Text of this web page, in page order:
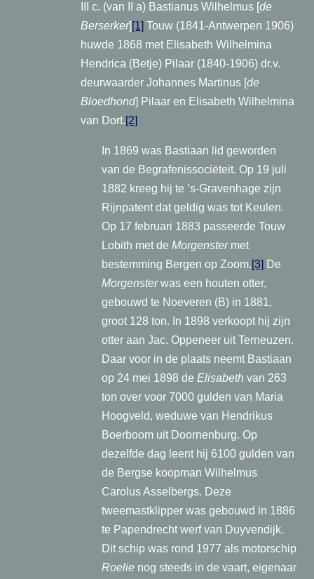
III c. (van II a) Bastianus Wilhelmus [de
Berserker] [1] Touw (1841-Antwerpen 1906)
huwde 1868 met Elisabeth Wilhelmina
Hendrica (Betje) Pilaar (1840-1906) dr.v.
deurwaarder Johannes Martinus [de
Bloedhond] Pilaar en Elisabeth Wilhelmina
van Dort.[2]
In 1869 was Bastiaan lid geworden
van de Begrafenissociëteit. Op 19 juli
1882 kreeg hij te ’s-Gravenhage zijn
Rijnpatent dat geldig was tot Keulen.
Op 17 februari 1883 passeerde Touw
Lobith met de Morgenstermet
bestemming Bergen op Zoom.[3] De
Morgensterwas een houten otter,
gebouwd te Noeveren (B) in 1881,
groot 128 ton. In 1898 verkoopt hij zijn
otter aan Jac. Oppeneer uit Terneuzen.
Daar voor in de plaats neemt Bastiaan
op 24 mei 1898 de Elisabeth van 263
ton over voor 7000 gulden van Maria
Hoogveld, weduwe van Hendrikus
Boerboom uit Doornenburg. Op
dezelfde dag leent hij 6100 gulden van
de Bergse koopman Wilhelmus
Carolus Asselbergs. Deze
tweemastklipper was gebouwd in 1886
te Papendrecht werf van Duyvendijk.
Dit schip was rond 1977 als motorschip
Roelie nog steeds in de vaart, eigenaar